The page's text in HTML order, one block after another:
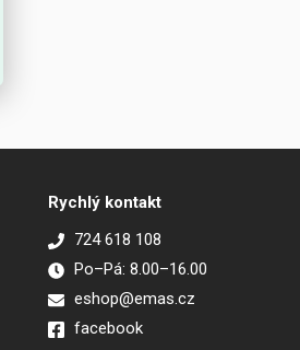
Rychlý kontakt
724 618 108
Po–Pá: 8.00–16.00
eshop@emas.cz
facebook